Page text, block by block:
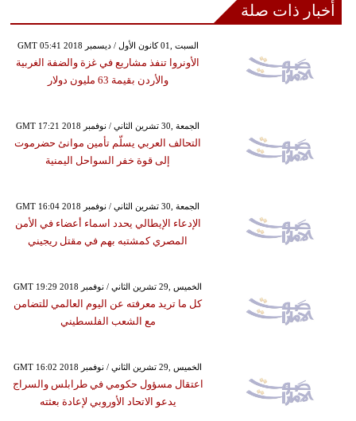
أخبار ذات صلة
GMT 05:41 2018 السبت ,01 كانون الأول / ديسمبر
الأونروا تنفذ مشاريع في غزة والضفة الغربية
والأردن بقيمة 63 مليون دولار
GMT 17:21 2018 الجمعة ,30 تشرين الثاني / نوفمبر
التحالف العربي يسلّم تأمين موانئ حضرموت
إلى قوة خفر السواحل اليمنية
GMT 16:04 2018 الجمعة ,30 تشرين الثاني / نوفمبر
الإدعاء الإيطالي يحدد اسماء أعضاء في الأمن
المصري كمشتبه بهم في مقتل ريجيني
GMT 19:29 2018 الخميس ,29 تشرين الثاني / نوفمبر
كل ما تريد معرفته عن اليوم العالمي للتضامن
مع الشعب الفلسطيني
GMT 16:02 2018 الخميس ,29 تشرين الثاني / نوفمبر
اعتقال مسؤول حكومي في طرابلس والسراج
يدعو الاتحاد الأوروبي لإعادة بعثته